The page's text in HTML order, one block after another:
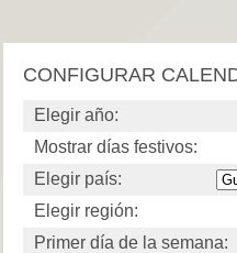
CONFIGURAR
Elegir año:
Mostrar días festivos:
Elegir país:
Elegir región:
Primer día de la semana: